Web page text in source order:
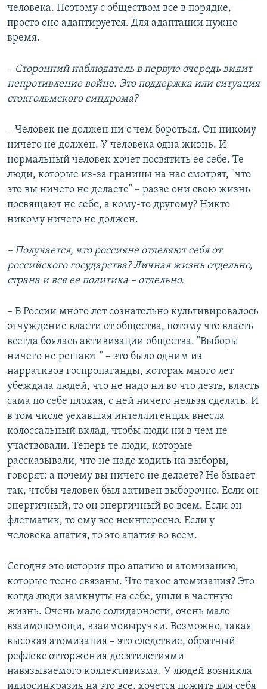
человека. Поэтому с обществом все в порядке,
просто оно адаптируется. Для адаптации нужно
время.
– Сторонний наблюдатель в первую очередь видит
непротивление войне. Это поддержка или ситуация
стокгольмского синдрома?
– Человек не должен ни с чем бороться. Он никому
ничего не должен. У человека одна жизнь. И
нормальный человек хочет посвятить ее себе. Те
люди, которые из-за границы на нас смотрят, "что
это вы ничего не делаете" – разве они свою жизнь
посвящают не себе, а кому-то другому? Никто
никому ничего не должен.
– Получается, что россияне отделяют себя от
российского государства? Личная жизнь отдельно,
страна и вся ее политика – отдельно.
– В России много лет сознательно культивировалось
отчуждение власти от общества, потому что власть
всегда боялась активизации общества. "Выборы
ничего не решают " – это было одним из
нарративов госпропаганды, которая много лет
убеждала людей, что не надо ни во что лезть, власть
сама по себе плохая, с ней ничего нельзя сделать. И
в том числе уехавшая интеллигенция внесла
колоссальный вклад, чтобы люди ни в чем не
участвовали. Теперь те люди, которые
рассказывали, что не надо ходить на выборы,
говорят: а почему вы ничего не делаете? Не бывает
так, чтобы человек был активен выборочно. Если он
энергичный, то он энергичный во всем. Если он
флегматик, то ему все неинтересно. Если у
человека апатия, то это апатия во всем.
Сегодня это история про апатию и атомизацию,
которые тесно связаны. Что такое атомизация? Это
когда люди замкнуты на себе, ушли в частную
жизнь. Очень мало солидарности, очень мало
взаимопомощи, взаимовыручки. Возможно, такая
высокая атомизация – это следствие, обратный
рефлекс отторжения десятилетиями
навязываемого коллективизма. У людей возникла
идиосинкразия на это все, хочется пожить для себя